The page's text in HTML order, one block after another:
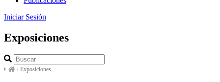
Iniciar Sesión
Exposiciones
/ Exposiciones